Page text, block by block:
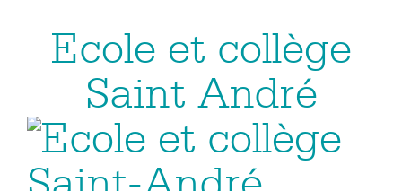
navigation
Ecole et collège
Saint André